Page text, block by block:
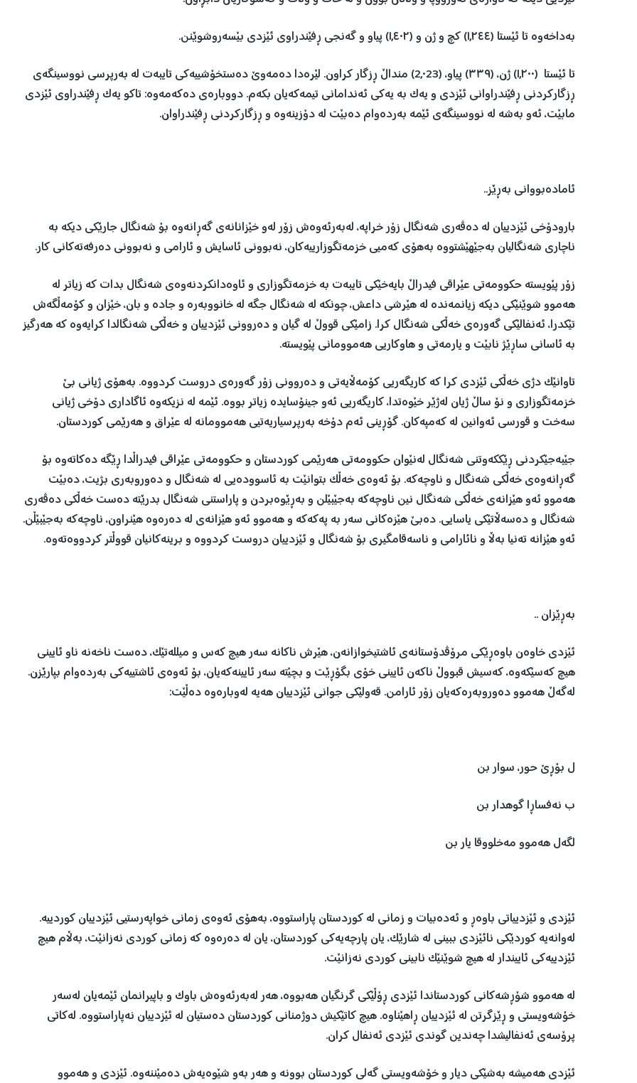
بەداخەوە تا ئێستا (١,٢٤٤) کچ و ژن و (١,٤٠٢) پیاو و گەنجی ڕفێندراوی ئێزدی بێسەروشوێنن.
تا ئێستا (١,٢٠٠) ژن، (٣٣٩) پیاو، (2,٠23) منداڵ ڕزگار کراون. لێرەدا ده‌مه‌وێ دەستخۆشییەکی تایبەت لە بەرپرسى نووسينگه‌ى
ڕزگاركردنى ڕفێندراوانى ئێزدى و یەک بە یەکی ئەندامانی تيمه‌كه‌يان بکەم. دووبارەی دەکەمەوە: تاکو یەک ڕفێندراوی ئێزدی
مابێت، ئەو بەشە له‌ نووسینگه‌ى ئێمه‌ بەردەوام دەبێت لە دۆزینەوە و ڕزگارکردنی ڕفێندراوان.
ئامادەبووانی بەڕێز..
بارودۆخی ئێزدیيان لە دەڤەری شه‌نگال زۆر خراپە، لەبەرئەوەش زۆر لەو خێزانانەی گەڕانەوە بۆ شه‌نگال جارێکی دیکە بە
ناچاری شه‌نگالیان بەجێهێشتووە بەهۆی کەميی خزمەتگوزارییەکان، نەبوونی ئاسايش و ئارامى و نەبوونی دەرفەتەکانی کار.
زۆر پێویستە حکوومەتی عێراقى فيدراڵ بایەخێکی تایبەت بە خزمەتگوزاری و ئاوەدانکردنەوەی شه‌نگال بدات كه‌ زیاتر لە
هەموو شوێنێکی دیکە زیانمەنده‌ لە هێرشی داعش، چونکە لە شه‌نگال جگە لە خانووبەرە و جادە و بان، خێزان و کۆمەڵگه‌ش
تێکدرا، ئەنفالێکی گەورەی خەڵکی شه‌نگال کرا. زامێكى قووڵ له‌ گيان و ده‌روونى ئێزدييان و خه‌ڵكى شه‌نگالدا كرايه‌وه‌ كه‌ هه‌رگيز
به‌ ئاسانى ساڕێژ نابێت و يارمه‌تى و هاوكاريى هه‌موومانى پێويسته‌.
تاوانێک دژی خەڵکی ئێزدی كرا کە کاریگەریی کۆمەڵایەتی و دەروونی زۆر گەورەی دروست کردووە. بەهۆی ژیانی بێ
خزمەتگوزاری و نۆ ساڵ ژیان لەژێر خێوەتدا، کاریگەریی ئەو جینۆسایدە زیاتر بووە. ئێمه‌ له‌ نزيكه‌وه ئاگادارى دۆخى ژيانى
سه‌خت و قورسى ئه‌وانين له‌ كه‌مپه‌كان. گۆڕينى ئه‌م دۆخه‌ به‌رپرسياريه‌تيى هه‌موومانه‌ له‌ عێراق و هه‌رێمى كوردستان.
جێبەجێکردنی ڕێککەوتنی شه‌نگال له‌نێوان حكوومه‌تى هه‌رێمى كوردستان و حكوومه‌تى عێراقى فيدراڵدا ڕێگە دەکاتەوە بۆ
گەڕانەوەی خەڵکی شه‌نگال و ناوچه‌كه‌. بۆ ئەوەی خەڵک بتوانێت بە ئاسوودەیی لە شه‌نگال و ده‌وروبه‌رى بژیت، دەبێت
هەموو ئەو هێزانەی خەڵکی شه‌نگال نین ناوچەکە بەجێبێلن و بەڕێوەبردن و پاراستنی شه‌نگال بدرێتە دەست خەڵکی دەڤەری
شه‌نگال و دەسەڵاتێکی یاسایی. دەبێ هێزەکانی سەر بە پەکەکە و هەموو ئەو هێزانەی لە دەرەوە هێنراون، ناوچەکە بەجێبێڵن.
ئه‌و هێزانه‌ ته‌نيا به‌ڵا و نائارامى و ناسه‌قامگيرى بۆ شه‌نگال و ئێزدييان دروست كردووه‌ و برينه‌كانيان قووڵتر كردووه‌ته‌وه‌.
بەڕێزان ..
ئێزدی خاوەن باوەڕێکی مرۆڤدۆستانه‌ى ئاشتیخوازانەن، هێرش ناکانە سەر هیچ کەس و میللەتێک، دەست ناخەنە ناو ئایینی
هیچ کەسێکەوە، کەسیش قبووڵ ناکەن ئايينى خۆى بگۆڕێت و بچێته‌ سه‌ر ئايينه‌كه‌يان، بۆ ئەوەی ئاشتییەکی بەردەوام بپارێزن.
لەگەڵ هەموو دەوروبەرەکەیان زۆر ئارامن. قەولێکی جوانی ئێزدیيان هەیە لەوبارەوە دەڵێت:
ل بۆڕێ حور، سوار بن
ب نەفساڕا گوهدار بن
لگەل هەموو مەخلووقا یار بن
ئێزدی و ئێزدیياتی باوەڕ و ئەدەبیات و زمانی لە کوردستان پاراستووە، بەهۆی ئەوەی زمانی خواپەرستيی ئێزدیيان کوردییە.
لەوانەیە کوردێکی نائێزدی ببینی لە شارێک، یان پارچەیەکی کوردستان، یان لە دەرەوە کە زمانی کوردی نەزانێت، بەڵام هیچ
ئێزدییەکی ئاييندار لە هیچ شوێنێک نابینی کوردی نەزانێت.
لە هەموو شۆڕشەکانی کوردستاندا ئێزدی ڕۆڵێکی گرنگیان هەبووە، هەر لەبەرئەوەش باوک و باپیرانمان ئێمەیان لەسەر
خۆشه‌ويستى و ڕێزگرتن له‌ ئێزدییان ڕاهێناوە. هیچ کاتێکیش دوژمنانی کوردستان دەستیان لە ئێزدیيان نەپاراستووە. لەکاتی
پرۆسەی ئەنفالیشدا چەندين گوندی ئێزدی ئەنفال کران.
ئێزدی هەمیشە بەشێکی دیار و خۆشەویستی گەلی کوردستان بوونه‌ و هەر بەو شێوەیەش دەمێننەوە. ئێزدى و هه‌موو